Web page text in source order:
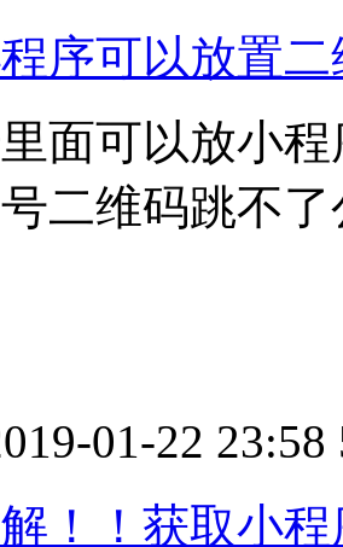
序可以放置
面可以放小
二维码跳不
01-22 23:58
！！获取小